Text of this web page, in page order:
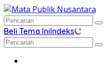
Langsung
ke
konten
Beli Tema IniIndeks